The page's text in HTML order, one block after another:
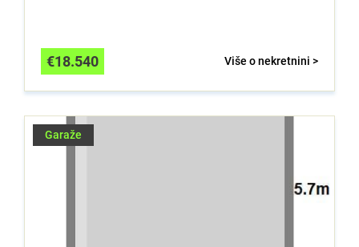
Više o nekretnini >
€18.540
Garaže